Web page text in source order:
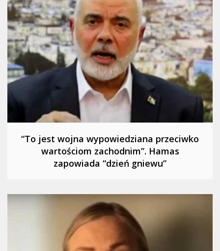
“To jest wojna wypowiedziana przeciwko
wartościom zachodnim”. Hamas
zapowiada “dzień gniewu”